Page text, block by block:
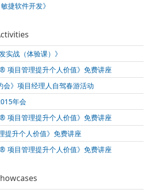
捷软件开发》
实战（体验课）》
项目管理提升个人价值》免费讲座
会》项目经理人自驾春游活动
年会
项目管理提升个人价值》免费讲座
提升个人价值》免费讲座
项目管理提升个人价值》免费讲座